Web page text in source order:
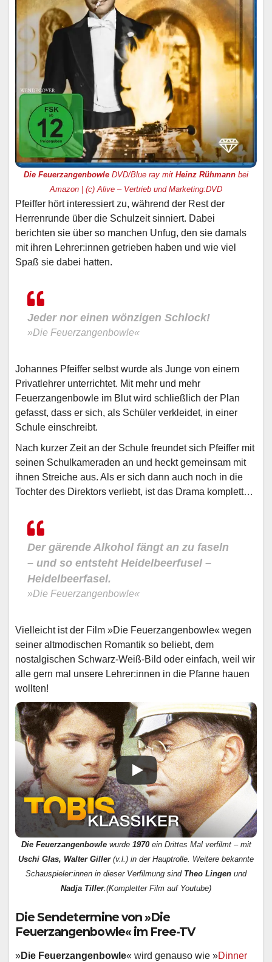
Die Feuerzangenbowle DVD/Blue ray mit Heinz Rühmann bei
Amazon | (c) Alive – Vertrieb und Marketing:DVD
Pfeiffer hört interessiert zu, während der Rest der
Herrenrunde über die Schulzeit sinniert. Dabei
berichten sie über so manchen Unfug, den sie damals
mit ihren Lehrer:innen getrieben haben und wie viel
Spaß sie dabei hatten.
Jeder nor einen wönzigen Schlock!
»Die Feuerzangenbowle«
Johannes Pfeiffer selbst wurde als Junge von einem
Privatlehrer unterrichtet. Mit mehr und mehr
Feuerzangenbowle im Blut wird schließlich der Plan
gefasst, dass er sich, als Schüler verkleidet, in einer
Schule einschreibt.
Nach kurzer Zeit an der Schule freundet sich Pfeiffer mit
seinen Schulkameraden an und heckt gemeinsam mit
ihnen Streiche aus. Als er sich dann auch noch in die
Tochter des Direktors verliebt, ist das Drama komplett…
Der gärende Alkohol fängt an zu faseln
– und so entsteht Heidelbeerfusel –
Heidelbeerfasel.
»Die Feuerzangenbowle«
Vielleicht ist der Film »Die Feuerzangenbowle« wegen
seiner altmodischen Romantik so beliebt, dem
nostalgischen Schwarz-Weiß-Bild oder einfach, weil wir
alle gern mal unsere Lehrer:innen in die Pfanne hauen
wollten!
Die Feuerzangenbowlewurde 1970ein Drittes Mal verfilmt – mit
Uschi Glas, Walter Giller(v.l.) in der Hauptrolle. Weitere bekannte
Schauspieler:innen in dieser Verfilmung sind Theo Lingen und
Nadja Tiller.(Kompletter Film auf Youtube)
Die Sendetermine von »Die
Feuerzangenbowle« im Free-TV
»Die Feuerzangenbowle« wird genauso wie »Dinner